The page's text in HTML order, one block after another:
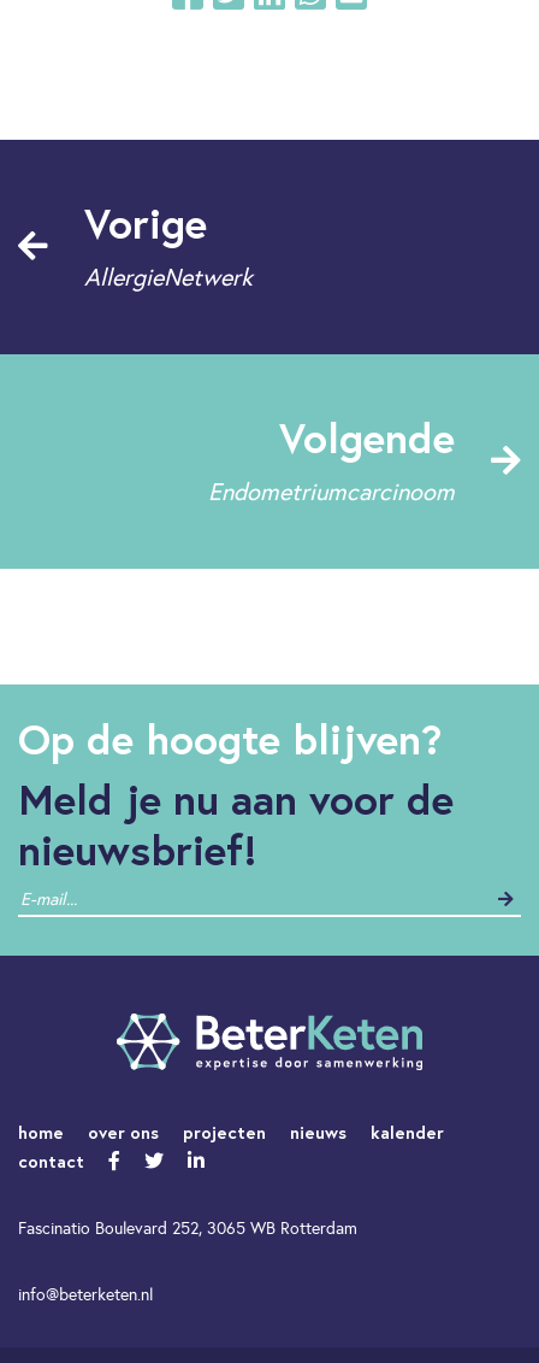
Vorige
AllergieNetwerk
Volgende
Endometriumcarcinoom
Op de hoogte blijven?
Meld je nu aan voor de
nieuwsbrief!
home over ons projecten nieuws
kalender
contact
Fascinatio Boulevard 252, 3065 WB Rotterdam
info@beterketen.nl